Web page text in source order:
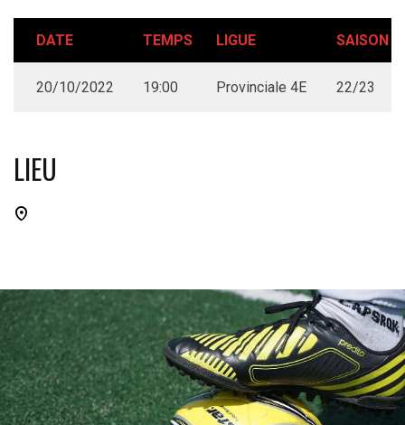
DATE TEMPS LIGUE SAISON
20/10/2022 19:00 Provinciale 4E 22/23
LIEU